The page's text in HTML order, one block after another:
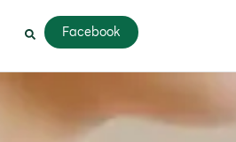
Facebook